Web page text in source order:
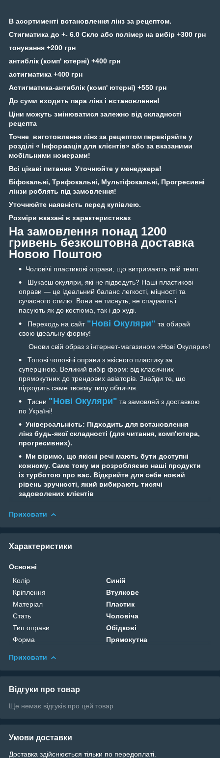
В асортименті встановлення лінз за рецептом.
Стигматика до +- 6.0 Скло або полімер на вибір +300 грн
тонування +200 грн
антиблік (комп' ютерні) +400 грн
астигматика +400 грн
Астигматика-антиблік (комп' ютерні) +550 грн
До суми входить пара лінз і встановлення!
Ціни можуть змінюватися залежно від складності
рецепта
Точне виготовлення лінз за рецептом перевіряйте у
розділі « Інформація для клієнтів» або за вказаними
мобільними номерами!
Всі цікаві питання Уточнюйте у менеджера!
Біфокальні, Трифокальні, Мультіфокальні, Прогресивні
лінзи роблять під замовлення!
Уточнюйте наявність перед купівлею.
Розміри вказані в характеристиках
На замовлення понад 1200
гривень безкоштовна доставка
Новою Поштою
Чоловічі пластикові оправи, що витримають твій темп.
Шукаєш окуляри, які не підведуть? Наші пластикові
оправи — це ідеальний баланс легкості, міцності та
сучасного стилю. Вони не тиснуть, не спадають і
пасують як до костюма, так і до худі.
Переходь на сайт "Нові Окуляри" та обирай
свою ідеальну форму!
Онови свій образ з інтернет-магазином «Нові Окуляри»!
Топові чоловічі оправи з якісного пластику за
суперціною. Великий вибір форм: від класичних
прямокутних до трендових авіаторів. Знайди те, що
підходить саме твоєму типу обличчя.
Тисни "Нові Окуляри" та замовляй з доставкою
по Україні!
Універсальність: Підходить для встановлення
лінз будь-якої складності (для читання, комп'ютера,
прогресивних).
Ми віримо, що якісні речі мають бути доступні
кожному. Саме тому ми розробляємо наші продукти
із турботою про вас. Відкрийте для себе новий
рівень зручності, який вибирають тисячі
задоволених клієнтів
Приховати
Характеристики
Основні
Колір
Синій
Кріплення
Втулкове
Матеріал
Пластик
Стать
Чоловіча
Тип оправи
Обідкові
Форма
Прямокутна
Приховати
Відгуки про товар
Ще немає відгуків про цей товар
Умови доставки
Доставка здійснюється тільки по передоплаті.